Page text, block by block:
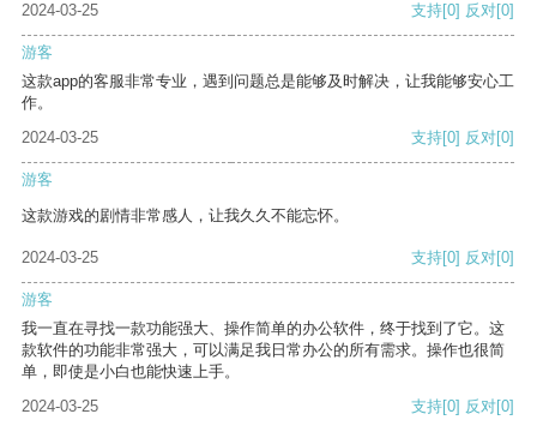
2024-03-25 支持[0] 反对[0]
游客
这款app的客服非常专业，遇到问题总是能够及时解决，让我能够安心工
作。
2024-03-25
支持[0] 反对[0]
游客
这款游戏的剧情非常感人，让我久久不能忘怀。
2024-03-25 支持[0] 反对[0]
游客
我一直在寻找一款功能强大、操作简单的办公软件，终于找到了它。这
款软件的功能非常强大，可以满足我日常办公的所有需求。操作也很简
单，即使是小白也能快速上手。
2024-03-25
支持[0] 反对[0]